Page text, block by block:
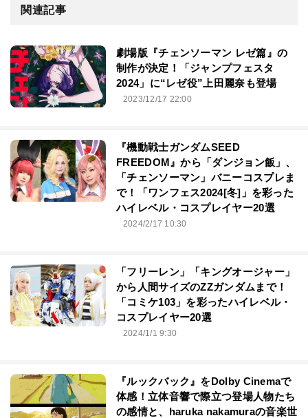
関連記事
劇場版『チェンソーマン レゼ篇』の
制作が決定！「ジャンプフェスタ
2024」に“レゼ役”上田麗奈も登場
2023/12/17 22:00
『機動戦士ガンダムSEED
FREEDOM』から「ダンジョン飯」、
「チェンソーマン」バニーコスプレま
で！「ワンフェス2024[冬]」を彩った
ハイレベル・コスプレイヤー20選
2024/2/17 10:30
「フリーレン」「キングオージャー」
から人間サイズのZZガンダムまで！
「コミケ103」を彩ったハイレベル・
コスプレイヤー20選
2024/1/1 9:30
『ルックバック』をDolby Cinemaで
体感！立体音響で際立つ登場人物たち
の感情と、haruka nakamuraの音楽世